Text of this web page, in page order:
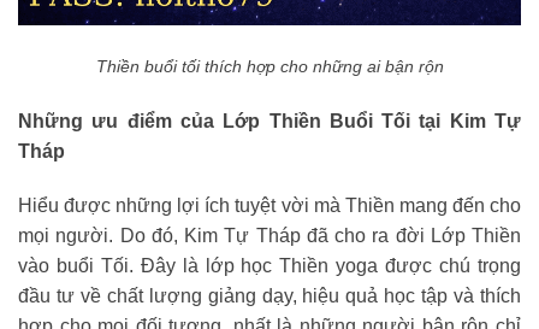
Thiền buổi tối thích hợp cho những ai bận rộn
Những ưu điểm của Lớp Thiền Buổi Tối tại Kim Tự
Tháp
Hiểu được những lợi ích tuyệt vời mà Thiền mang đến cho
mọi người. Do đó, Kim Tự Tháp đã cho ra đời Lớp Thiền
vào buổi Tối. Đây là lớp học Thiền yoga được chú trọng
đầu tư về chất lượng giảng dạy, hiệu quả học tập và thích